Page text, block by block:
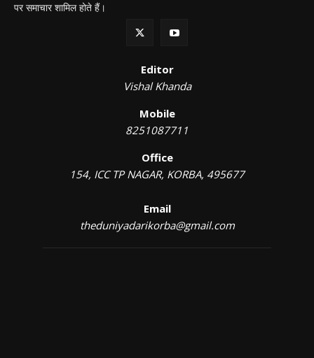
पर समाचार शामिल होते हैं।
Editor
Vishal Khanda
Mobile
8251087711
Office
154, ICC TP NAGAR, KORBA, 495677
Email
theduniyadarikorba@gmail.com